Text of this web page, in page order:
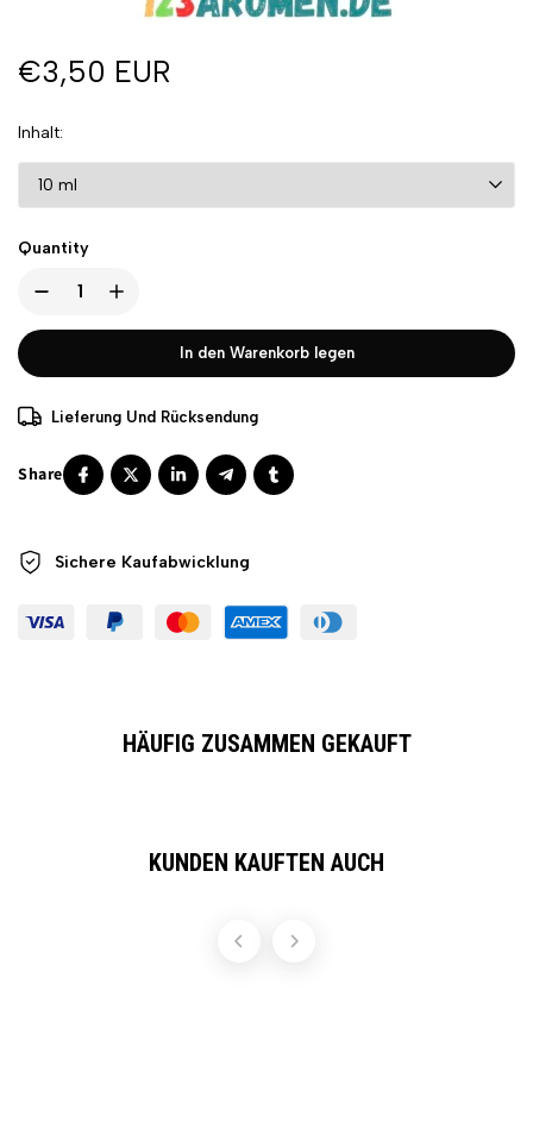
€3,50 EUR
Inhalt
Quantity
In den Warenkorb legen
Lieferung Und Rücksendung
Sichere Kaufabwicklung
HÄUFIG ZUSAMMEN GEKAUFT
KUNDEN KAUFTEN AUCH